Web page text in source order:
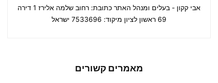
אבי קקון - בעלים ומנהל האתר כתובת: רחוב שלמה אלירז 1 דירה
69 ראשון לציון מיקוד: 7533696 ישראל
מאמרים קשורים